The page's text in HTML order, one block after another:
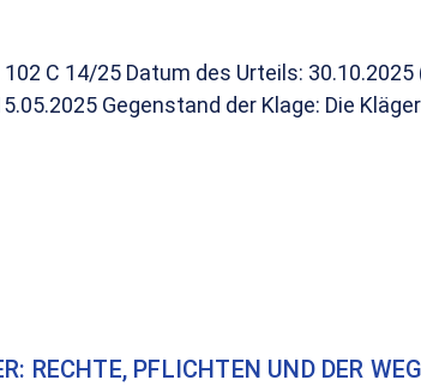
C 14/25 Datum des Urteils:
Gegenstand der Klage: Die
RECHTE, PFLICHTEN UND DER